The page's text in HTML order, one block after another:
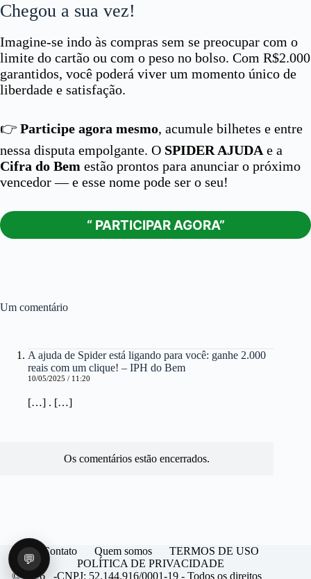
Chegou a sua vez!
Imagine-se indo às compras sem se preocupar com o
limite do cartão ou com o peso no bolso. Com R$2.000
garantidos, você poderá viver um momento único de
liberdade e satisfação.
👉 Participe agora mesmo, acumule bilhetes e entre
nessa disputa empolgante. O SPIDER AJUDA e a
Cifra do Bem estão prontos para anunciar o próximo
vencedor — e esse nome pode ser o seu!
“ PARTICIPAR AGORA”
Um comentário
A ajuda de Spider está ligando para você: ganhe 2.000
reais com um clique! – IPH do Bem
10/05/2025 / 11:20
[…] . […]
Os comentários estão encerrados.
Contato Quem somos
TERMOS DE USO
POLÍTICA DE PRIVACIDADE
© 2026 -CNPJ: 52.144.916/0001-19 - Todos os direitos
💬